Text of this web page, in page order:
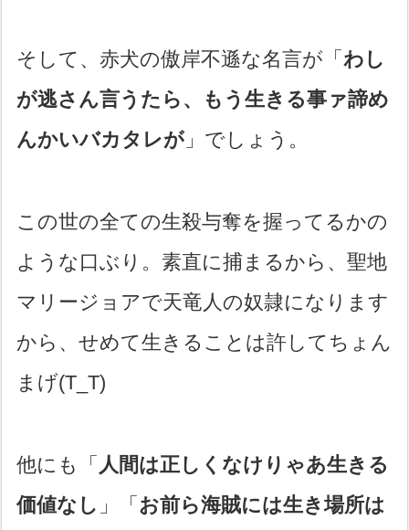
そして、赤犬の傲岸不遜な名言が「わし
が逃さん言うたら、もう生きる事ァ諦め
んかいバカタレが」でしょう。
この世の全ての生殺与奪を握ってるかの
ような口ぶり。素直に捕まるから、聖地
マリージョアで天竜人の奴隷になります
から、せめて生きることは許してちょん
まげ(T_T)
他にも「 人間は正しくなけりゃあ生きる
価値なし 」「 お前ら海賊には生き場所は